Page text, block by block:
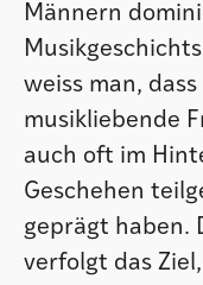
Männern
weiss man,
musikliebende
auch oft im
Geschehen
geprägt haben.
verfolgt das